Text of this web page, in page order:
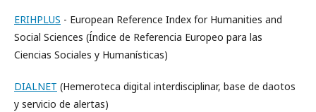
ERIHPLUS - European Reference Index for Humanities and
Social Sciences (Índice de Referencia Europeo para las
Ciencias Sociales y Humanísticas)
DIALNET (Hemeroteca digital interdisciplinar, base de daotos
y servicio de alertas)